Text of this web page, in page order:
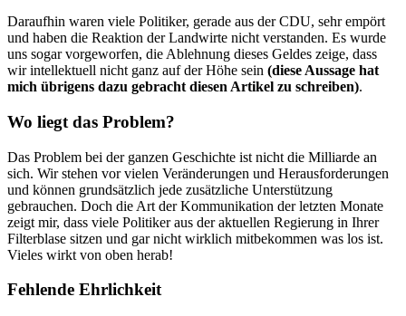
Daraufhin waren viele Politiker, gerade aus der CDU, sehr empört
und haben die Reaktion der Landwirte nicht verstanden. Es wurde
uns sogar vorgeworfen, die Ablehnung dieses Geldes zeige, dass
wir intellektuell nicht ganz auf der Höhe sein (diese Aussage hat
mich übrigens dazu gebracht diesen Artikel zu schreiben).
Wo liegt das Problem?
Das Problem bei der ganzen Geschichte ist nicht die Milliarde an
sich. Wir stehen vor vielen Veränderungen und Herausforderungen
und können grundsätzlich jede zusätzliche Unterstützung
gebrauchen. Doch die Art der Kommunikation der letzten Monate
zeigt mir, dass viele Politiker aus der aktuellen Regierung in Ihrer
Filterblase sitzen und gar nicht wirklich mitbekommen was los ist.
Vieles wirkt von oben herab!
Fehlende Ehrlichkeit